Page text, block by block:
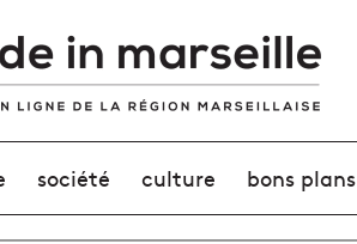
société culture bons plans